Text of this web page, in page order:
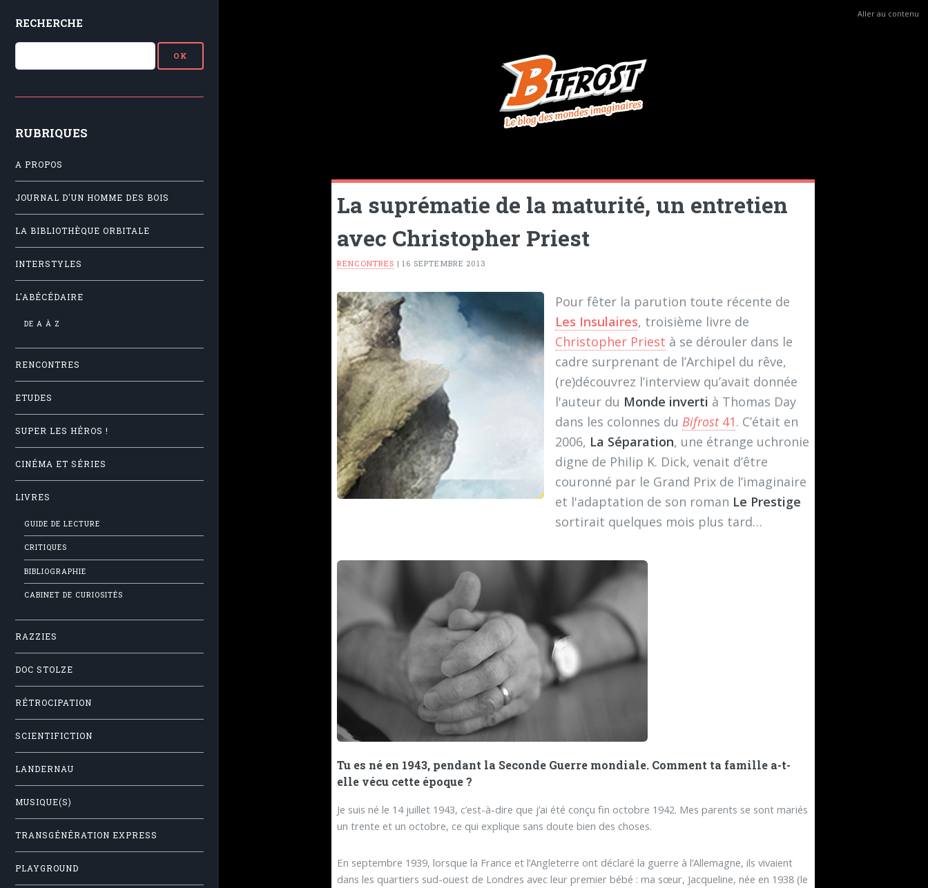
Aller au contenu
RECHERCHE
RUBRIQUES
A PROPOS
JOURNAL D'UN HOMME DES BOIS
LA BIBLIOTHÈQUE ORBITALE
INTERSTYLES
L'ABÉCÉDAIRE
DE A À Z
RENCONTRES
ETUDES
SUPER LES HÉROS !
CINÉMA ET SÉRIES
LIVRES
GUIDE DE LECTURE
CRITIQUES
BIBLIOGRAPHIE
CABINET DE CURIOSITÉS
RAZZIES
DOC STOLZE
RÉTROCIPATION
SCIENTIFICTION
LANDERNAU
MUSIQUE(S)
TRANSGÉNÉRATION EXPRESS
PLAYGROUND
La suprématie de la maturité, un entretien
avec Christopher Priest
RENCONTRES |16 SEPTEMBRE 2013
Pour fêter la parution toute récente de
Les Insulaires, troisième livre de
Christopher Priest à se dérouler dans le
cadre surprenant de l’Archipel du rêve,
(re)découvrez l’interview qu’avait donnée
l'auteur du Monde inverti à Thomas Day
dans les colonnes du Bifrost41. C’était en
2006, La Séparation, une étrange uchronie
digne de Philip K. Dick, venait d’être
couronné par le Grand Prix de l’imaginaire
et l'adaptation de son roman Le Prestige
sortirait quelques mois plus tard…
Tu es né en 1943, pendant la Seconde Guerre mondiale. Comment ta famille a-t-
elle vécu cette époque ?
Je suis né le 14 juillet 1943, c’est-à-dire que j’ai été conçu fin octobre 1942. Mes parents se sont mariés
un trente et un octobre, ce qui explique sans doute bien des choses.
En septembre 1939, lorsque la France et l’Angleterre ont déclaré la guerre à l’Allemagne, ils vivaient
dans les quartiers sud-ouest de Londres avec leur premier bébé : ma sœur, Jacqueline, née en 1938 (le